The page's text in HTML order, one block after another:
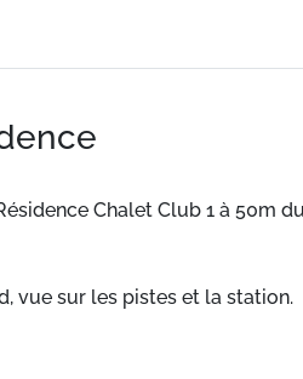
Chalet Club 1 à 50m
vue sur les pistes et la station.